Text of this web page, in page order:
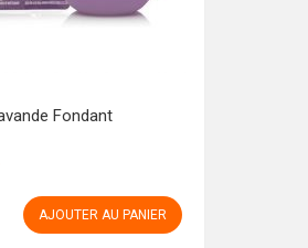
Fondant
AJOUTER AU PANIER